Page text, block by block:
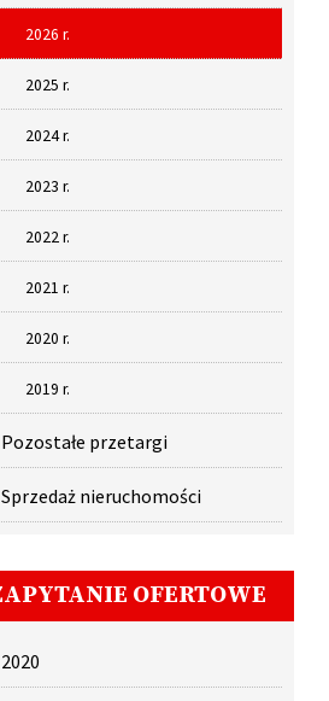
2026 r.
2025 r.
2024 r.
2023 r.
2022 r.
2021 r.
2020 r.
2019 r.
Pozostałe przetargi
Sprzedaż nieruchomości
OFERTOWE
2020